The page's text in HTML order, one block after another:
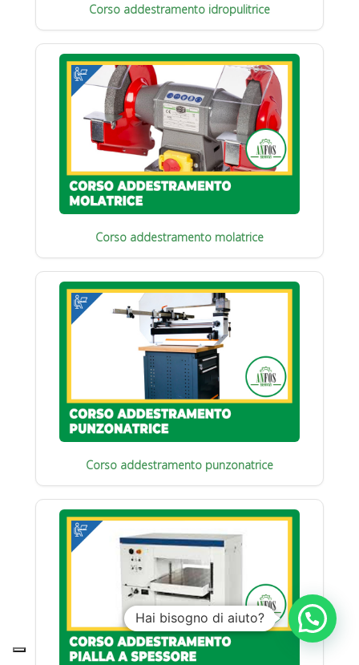
Corso addestramento idropulitrice
Corso addestramento molatrice
Corso addestramento punzonatrice
Hai bisogno di aiuto?